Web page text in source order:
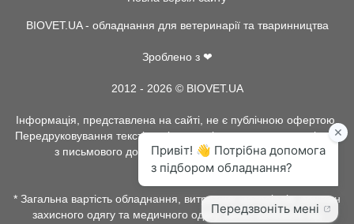
BIOVET.UA - обладнання для ветеринарії та тваринництва
Зроблено з ❤
2012 - 2026 © BIOVET.UA
Інформація, представлена на сайті, не є публічною офертою.
Передруковування текстів та інше копіювання, можливо тільки
з письмового дозволу адміністрації BIOVET.UA.
* Загальна вартість обладнання, витратних матеріалів, рентген
захисного одягу та медичного одягу, може залежати від